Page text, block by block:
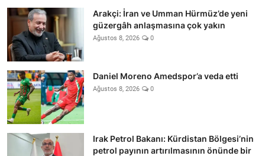
Arakçi: İran ve Umman Hürmüz’de yeni
güzergâh anlaşmasına çok yakın
Ağustos 8, 2026 0
Daniel Moreno Amedspor’a veda etti
Ağustos 8, 2026 0
Irak Petrol Bakanı: Kürdistan Bölgesi’nin
petrol payının artırılmasının önünde bir